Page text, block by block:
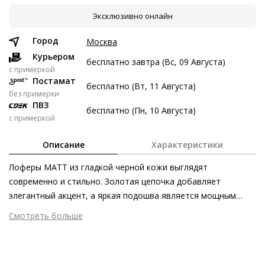
22 авг
5 сен
Без переплат
Долями
Разделите стоимость покупки
Заплатите сейчас только часть, а оставшееся будем
Затем по 5 772 ₽ раз в 2 недели
Эксклюзивно онлайн
Город
Москва
Курьером
c примеркой
бесплатно завтра (Вс, 09 Августа)
Постамат
без примерки
бесплатно (Вт, 11 Августа)
ПВЗ
с примеркой
бесплатно (Пн, 10 Августа)
Описание Характеристики
Лоферы MATT из гладкой черной кожи выглядят
современно и стильно. Золотая цепочка добавляет
элегантный акцент, а яркая подошва является мощным
элементом дизайна. Лоферы из нашей новой летней
коллекции хорошо сочетаются с однотонными образами и
Смотреть больше